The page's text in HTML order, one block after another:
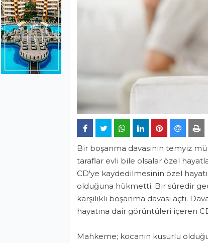
Bir boşanma davasının temyiz
taraflar evli bile olsalar özel
CD'ye kaydedilmesinin özel
olduğuna hükmetti. Bir süredir
karşılıklı boşanma davası açtı.
hayatına dair görüntüleri içeren
Mahkeme; kocanın kusurlu